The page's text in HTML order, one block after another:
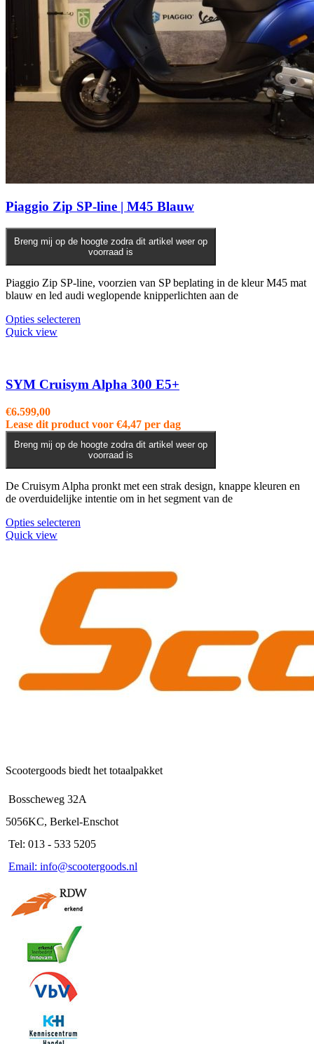
Piaggio Zip SP-line | M45 Blauw
Breng mij op de hoogte zodra dit artikel weer op
voorraad is
Piaggio Zip SP-line, voorzien van SP beplating in de kleur M45 mat
blauw en led audi weglopende knipperlichten aan de
Opties selecteren
Quick view
SYM Cruisym Alpha 300 E5+
€6.599,00
Lease dit product voor €4,47 per dag
Breng mij op de hoogte zodra dit artikel weer op
voorraad is
De Cruisym Alpha pronkt met een strak design, knappe kleuren en
de overduidelijke intentie om in het segment van de
Opties selecteren
variaties.
Deze
optie
kan
gekozen
op
productpagina
Quick view
Scootergoods biedt het totaalpakket
Bosscheweg 32A
5056KC, Berkel-Enschot
Tel: 013 - 533 5205
Email: info@scootergoods.nl